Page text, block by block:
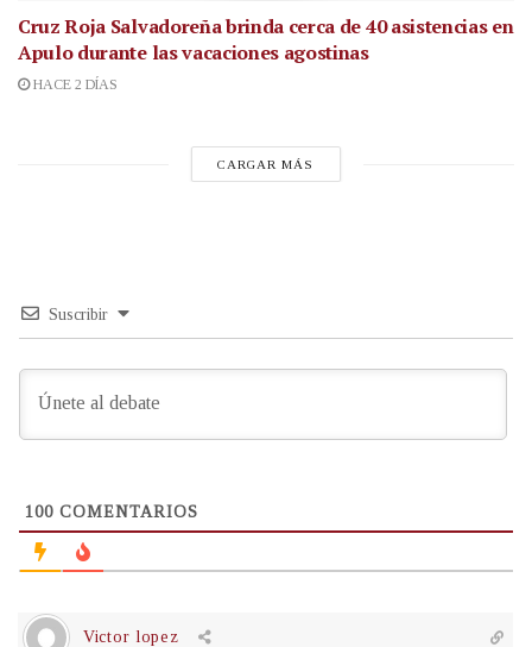
Cruz Roja Salvadoreña brinda cerca de 40 asistencias en
Apulo durante las vacaciones agostinas
HACE 2 DÍAS
CARGAR MÁS
Suscribir
100 COMENTARIOS
Victor lopez